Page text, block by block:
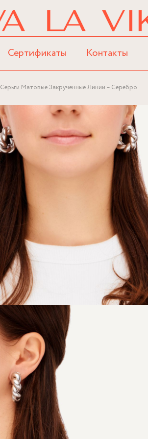
Сертификаты Контакты
Серьги Матовые Закрученные Линии – Серебро